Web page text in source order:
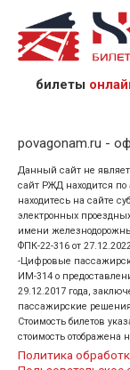
назвав
предъявив
кого
билеты
povagonam.ru -
Данный сайт не
сайт РЖД находится
находитесь на сайте
электронных
имени
ФПК-22-316 от
-Цифровые
ИМ-314 о
29.12.2017 года,
пассажирские
Стоимость билетов
стоимость отображена
Политика